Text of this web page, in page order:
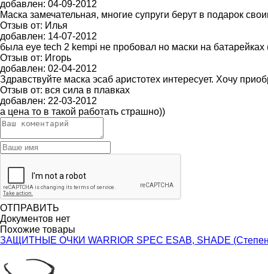
добавлен: 04-09-2012
Маска замечательная, многие супруги берут в подарок
Отзыв от: Илья
добавлен: 14-07-2012
была eye tech 2 kempi не пробовал но маски на батарейках
Отзыв от: Игорь
добавлен: 02-04-2012
Здравствуйте маска эсаб аристотех интересует. Хочу
Отзыв от: вся сила в плавках
добавлен: 22-03-2012
а цена то в такой работать страшно))
ОТПРАВИТЬ
Документов нет
Похожие товары
ЗАЩИТНЫЕ ОЧКИ WARRIOR SPEC ESAB, SHADE